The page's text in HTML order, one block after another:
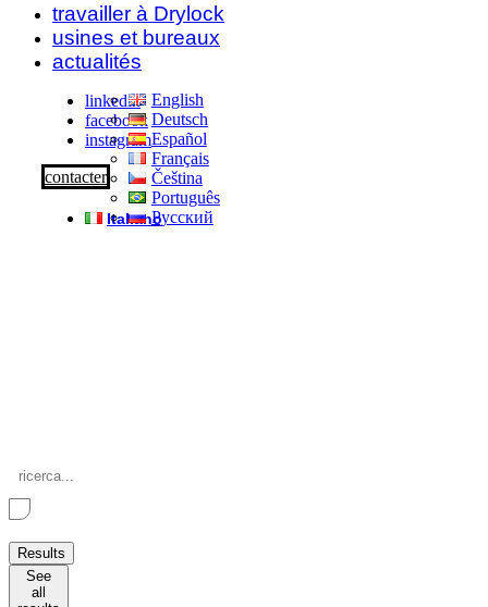
travailler à Drylock
usines et bureaux
actualités
linkedin
facebook
instagram
contacter
Italiano
English
Deutsch
Español
Français
Čeština
Português
Русский
Search
...
Results
See
all